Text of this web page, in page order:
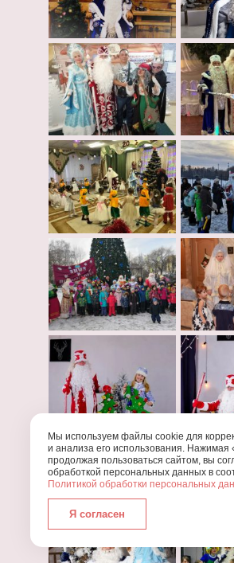
Мы используем файлы cookie для
и анализа его использования. Нажимая
продолжая пользоваться сайтом, вы
обработкой персональных данных в
Политикой обработки персональных
Я согласен